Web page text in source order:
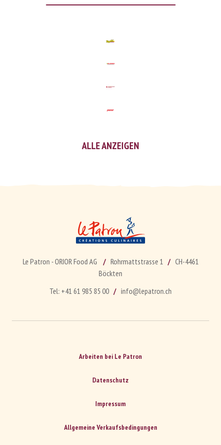
ALLE ANZEIGEN
Le Patron - ORIOR Food AG Rohrmattstrasse 1
CH-4461
Böckten
Tel: +41 61 985 85 00 info@lepatron.ch
Arbeiten bei Le Patron
Datenschutz
Impressum
Allgemeine Verkaufsbedingungen